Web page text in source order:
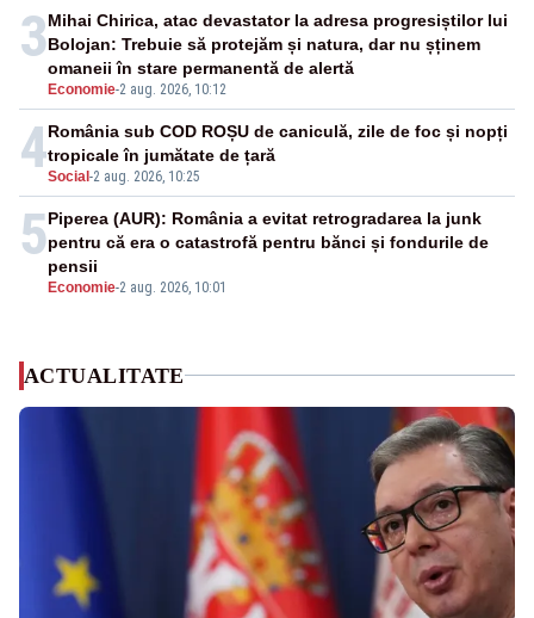
3
Economie-2 aug. 2026, 10:12
Mihai Chirica, atac devastator la adresa progresiștilor lui
Bolojan: Trebuie să protejăm și natura, dar nu șținem
omaneii în stare permanentă de alertă
4Social -2 aug. 2026, 10:25
România sub COD ROȘU de caniculă, zile de foc și nopți
tropicale în jumătate de țară
5
Economie-2 aug. 2026, 10:01
Piperea (AUR): România a evitat retrogradarea la junk
pentru că era o catastrofă pentru bănci și fondurile de
pensii
ACTUALITATE